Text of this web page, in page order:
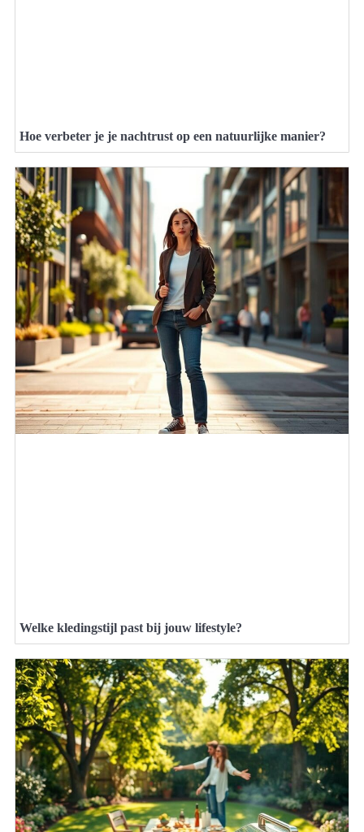
Hoe verbeter je je nachtrust op een natuurlijke manier?
Welke kledingstijl past bij jouw lifestyle?